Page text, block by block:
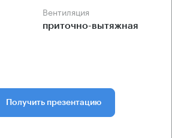
Вентиляция
приточно-вытяжная
Получить презентацию